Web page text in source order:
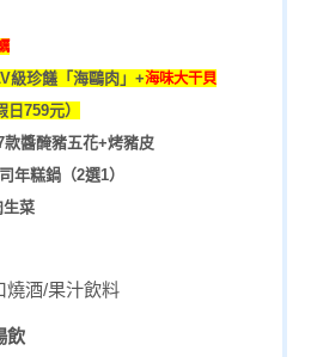
級珍饈「海鷗肉」+海味大干貝
日759元）
款醬醃豬五花+烤豬皮
年糕鍋（2選1）
生菜
燒酒/果汁飲料
飲